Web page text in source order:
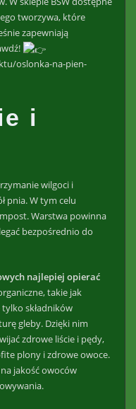
tworzywa, które
zapewniają
oslonka-na-pien-
i
wilgoci i
pnia. W tym celu
Warstwa powinna
bezpośrednio do
najlepiej opierać
takie jak
składników
gleby. Dzięki nim
zdrowe liście i pędy,
plony i zdrowe owoce.
jakość owoców